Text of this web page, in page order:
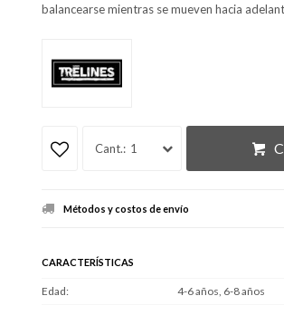
balancearse mientras se mueven hacia
1
Métodos y costos de envío
CARACTERÍSTICAS
Edad 4-6 años, 6-8 años